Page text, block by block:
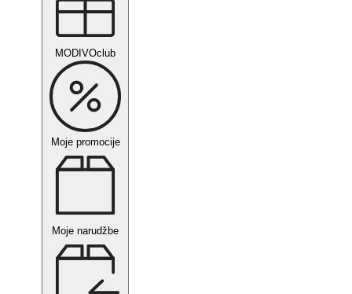
MODIVOclub
Moje promocije
Moje narudžbe